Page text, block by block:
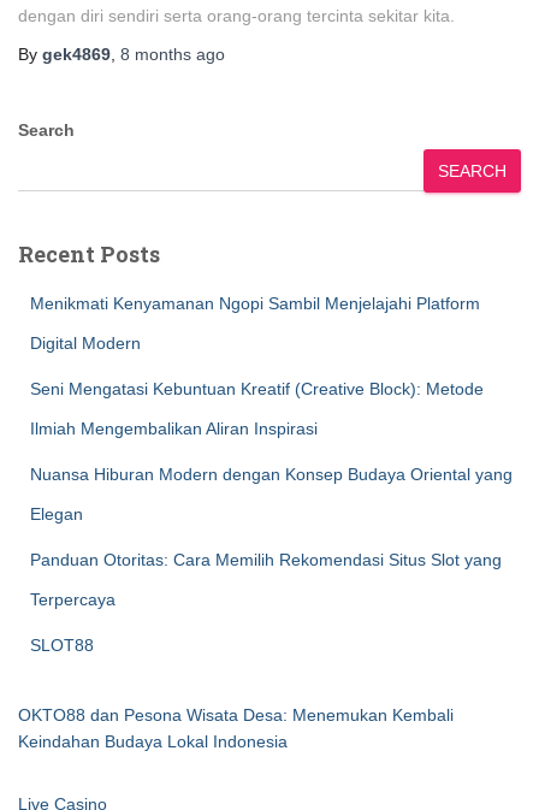
dengan diri sendiri serta orang-orang tercinta sekitar kita.
By gek4869 8 months ago
Search
SEARCH
Recent Posts
Menikmati Kenyamanan Ngopi Sambil Menjelajahi Platform
Digital Modern
Seni Mengatasi Kebuntuan Kreatif (Creative Block): Metode
Ilmiah Mengembalikan Aliran Inspirasi
Nuansa Hiburan Modern dengan Konsep Budaya Oriental yang
Elegan
Panduan Otoritas: Cara Memilih Rekomendasi Situs Slot yang
Terpercaya
SLOT88
OKTO88 dan Pesona Wisata Desa: Menemukan Kembali
Keindahan Budaya Lokal Indonesia
Live Casino